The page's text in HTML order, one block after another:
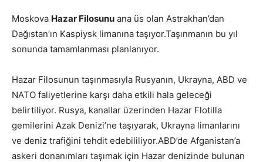
Moskova Hazar Filosunu ana üs olan Astrakhan’dan
Dağıstan’ın Kaspiysk limanına taşıyor.Taşınmanın bu yıl
sonunda tamamlanması planlanıyor.
Hazar Filosunun taşınmasıyla Rusyanın, Ukrayna, ABD ve
NATO faliyetlerine karşı daha etkili hala geleceği
belirtiliyor. Rusya, kanallar üzerinden Hazar Flotilla
gemilerini Azak Denizi’ne taşıyarak, Ukrayna limanlarını
ve deniz trafiğini tehdit edebililiyor.ABD’de Afganistan’a
askeri donanımları taşımak için Hazar denizinde bulunan